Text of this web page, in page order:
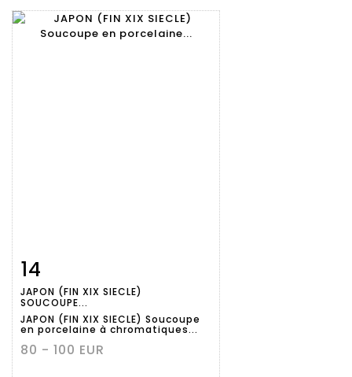
détaillée
14
JAPON (FIN XIX SIECLE)
SOUCOUPE...
JAPON (FIN XIX SIECLE) Soucoupe
en porcelaine à chromatiques...
80 - 100 EUR